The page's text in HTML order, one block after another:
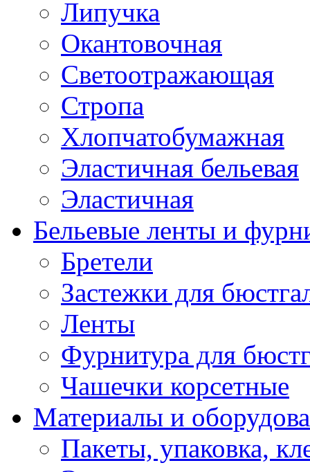
Липучка
Окантовочная
Светоотражающая
Стропа
Хлопчатобумажная
Эластичная бельевая
Эластичная
Бельевые ленты и
Бретели
Застежки для
Ленты
Фурнитура для
Чашечки корсетные
Материалы и
Пакеты, упаковка,